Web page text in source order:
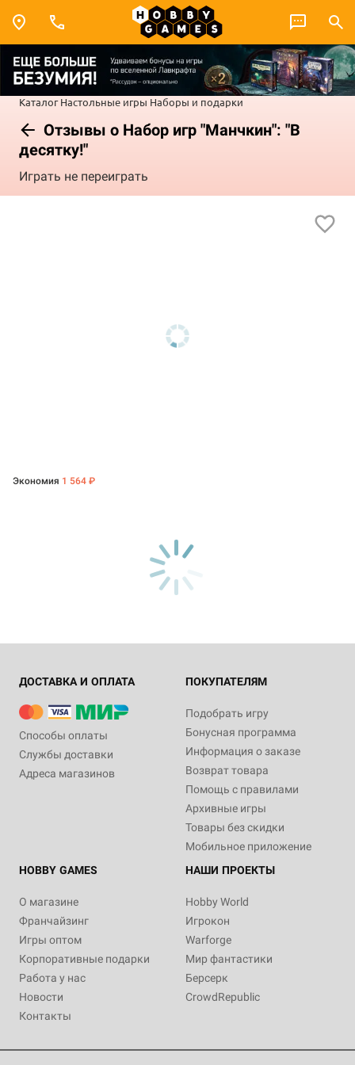
Каталог Настольные игры Наборы и подарки
Отзывы о Набор игр "Манчкин": "В
десятку!"
Играть не переиграть
Экономия 1 564 ₽
ДОСТАВКА И ОПЛАТА
Способы оплаты
Службы доставки
Адреса магазинов
ПОКУПАТЕЛЯМ
Подобрать игру
Бонусная программа
Информация о заказе
Возврат товара
Помощь с правилами
Архивные игры
Товары без скидки
Мобильное приложение
HOBBY GAMES
О магазине
Франчайзинг
Игры оптом
Корпоративные подарки
Работа у нас
Новости
Контакты
НАШИ ПРОЕКТЫ
Hobby World
Игрокон
Warforge
Мир фантастики
Берсерк
CrowdRepublic